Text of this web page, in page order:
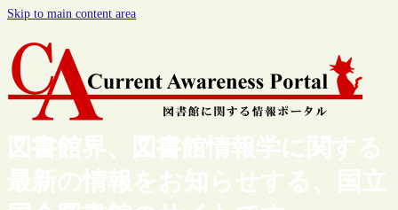
Skip to main content area
図書館界、図書館情報学に関する
最新の情報をお知らせする、国立